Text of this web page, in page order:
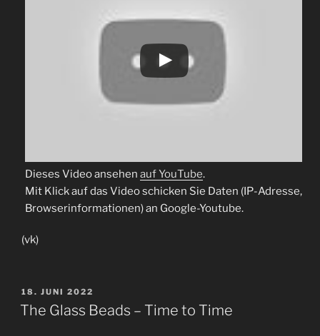
Dieses Video ansehen auf YouTube.
Mit Klick auf das Video schicken Sie Daten (IP-Adresse,
Browserinformationen) an Google-Youtube.
(vk)
VERÖFFENTLICHT
AM
18. JUNI 2022
The Glass Beads – Time to Time